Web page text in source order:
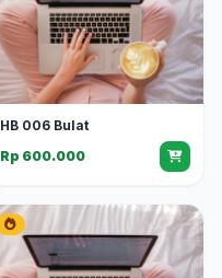
HB 006 Bulat
Rp 600.000